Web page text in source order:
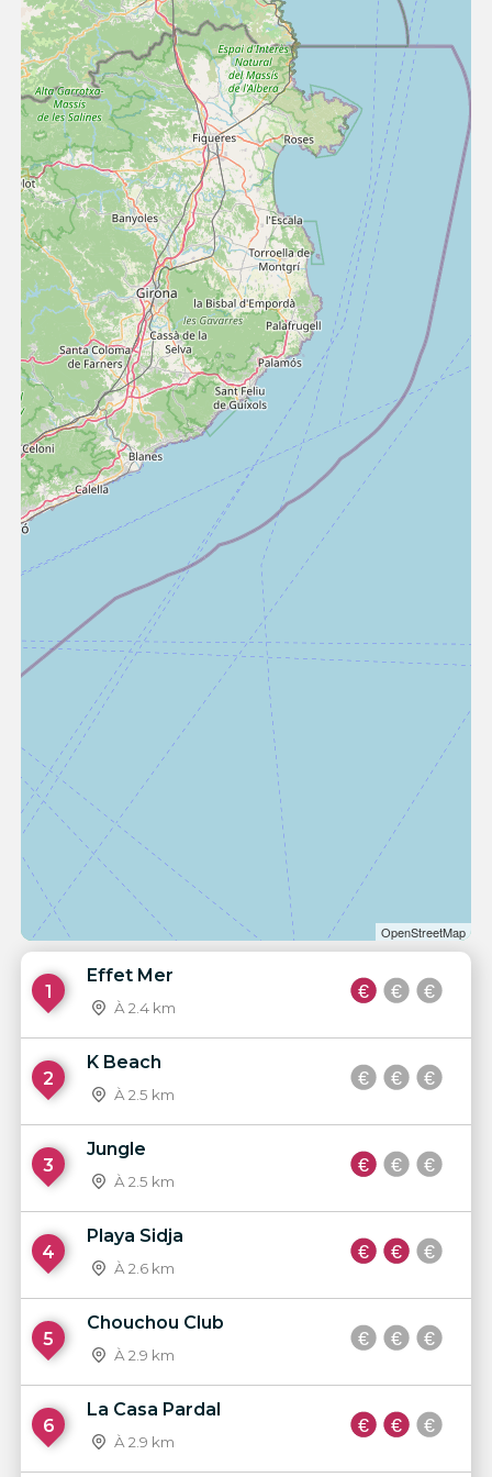
OpenStreetMap
1
Effet Mer
À 2.4 km
2
K Beach
À 2.5 km
3
Jungle
À 2.5 km
4
Playa Sidja
À 2.6 km
5
Chouchou Club
À 2.9 km
6
La Casa Pardal
À 2.9 km